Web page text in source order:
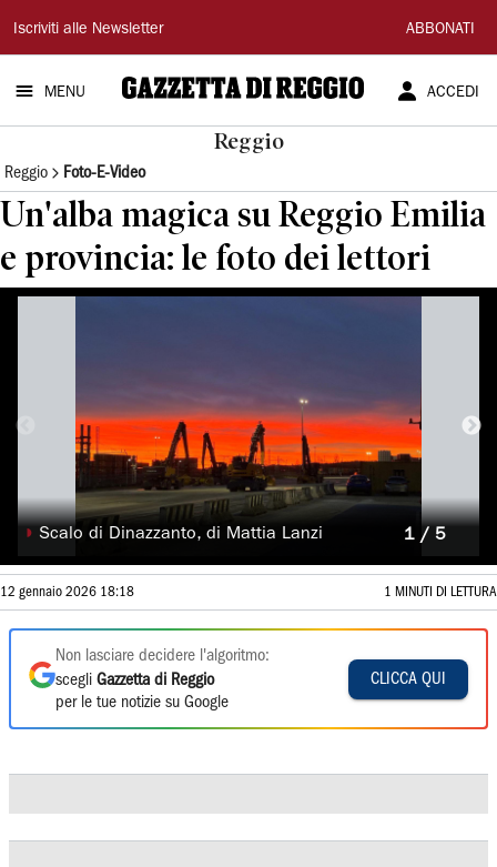
Gazzetta
di
Reggio
Iscriviti alle Newsletter ABBONATI
MENU ACCEDI
Reggio
Reggio Foto-E-Video
Un'alba magica su Reggio Emilia
e provincia: le foto dei lettori
◗ Scalo di Dinazzanto, di Mattia Lanzi 1 / 5
12 gennaio 2026 18:18 1 MINUTI DI LETTURA
Non lasciare decidere l'algoritmo:
scegli Gazzetta di Reggio
per le tue notizie su Google
CLICCA QUI